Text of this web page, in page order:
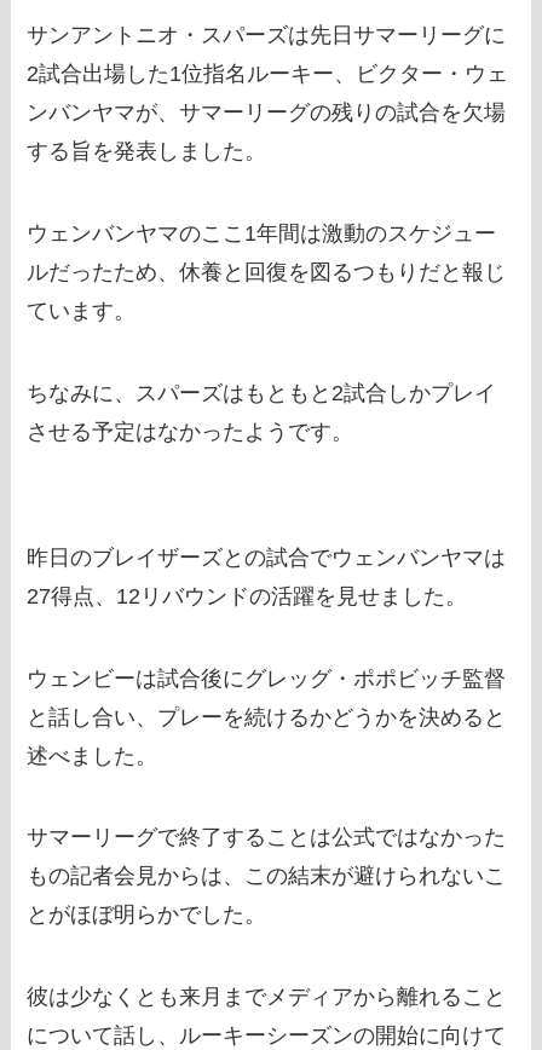
サンアントニオ・スパーズは先日サマーリーグに
2試合出場した1位指名ルーキー、ビクター・ウェ
ンバンヤマが、サマーリーグの残りの試合を欠場
する旨を発表しました。
ウェンバンヤマのここ1年間は激動のスケジュー
ルだったため、休養と回復を図るつもりだと報じ
ています。
ちなみに、スパーズはもともと2試合しかプレイ
させる予定はなかったようです。
昨日のブレイザーズとの試合でウェンバンヤマは
27得点、12リバウンドの活躍を見せました。
ウェンビーは試合後にグレッグ・ポポビッチ監督
と話し合い、プレーを続けるかどうかを決めると
述べました。
サマーリーグで終了することは公式ではなかった
もの記者会見からは、この結末が避けられないこ
とがほぼ明らかでした。
彼は少なくとも来月までメディアから離れること
について話し、ルーキーシーズンの開始に向けて